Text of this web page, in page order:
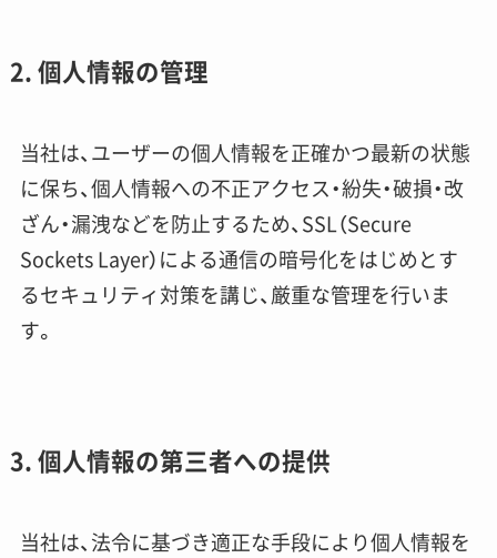
2. 個人情報の管理
当社は、ユーザーの個人情報を正確かつ最新の状態
に保ち、個人情報への不正アクセス・紛失・破損・改
ざん・漏洩などを防止するため、SSL（Secure
Sockets Layer）による通信の暗号化をはじめとす
るセキュリティ対策を講じ、厳重な管理を行いま
す。
3. 個人情報の第三者への提供
当社は、法令に基づき適正な手段により個人情報を